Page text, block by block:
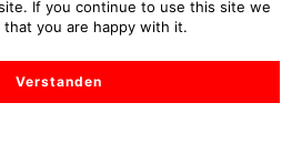
If you continue to use this site we
that you are happy with it.
Verstanden